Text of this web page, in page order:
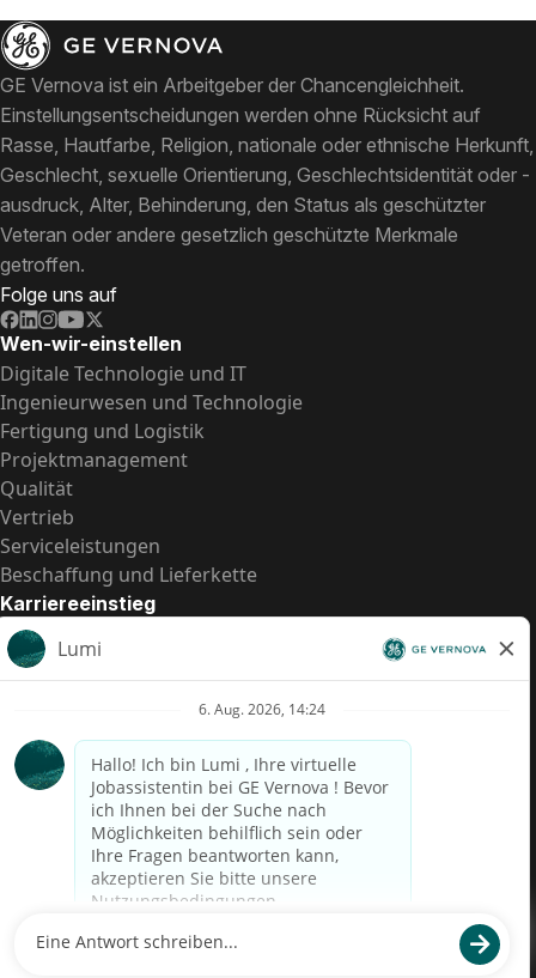
GE Vernova ist ein Arbeitgeber der Chancengleichheit.
Einstellungsentscheidungen werden ohne Rücksicht auf
Rasse, Hautfarbe, Religion, nationale oder ethnische Herkunft,
Geschlecht, sexuelle Orientierung, Geschlechtsidentität oder -
ausdruck, Alter, Behinderung, den Status als geschützter
Veteran oder andere gesetzlich geschützte Merkmale
getroffen.
Folge uns auf
Wen-wir-einstellen
Digitale Technologie und IT
Ingenieurwesen und Technologie
Fertigung und Logistik
Projektmanagement
Qualität
Vertrieb
Serviceleistungen
Beschaffung und Lieferkette
Karriereeinstieg
Praktika
Einstiegspositionen
US-Gehalts­transparenz
Datenschutzhinweis für Kandidaten
Betrugswarnung
Lohntransparenz in Brasilien (Relatório de Transparência
Datenschutz